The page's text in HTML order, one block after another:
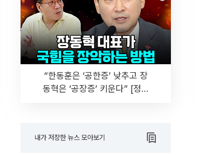
“한동훈은 ‘공한증’ 낮추고 장
동혁은 ‘공장증’ 키운다” [정치
내가 저장한 뉴스 모아보기